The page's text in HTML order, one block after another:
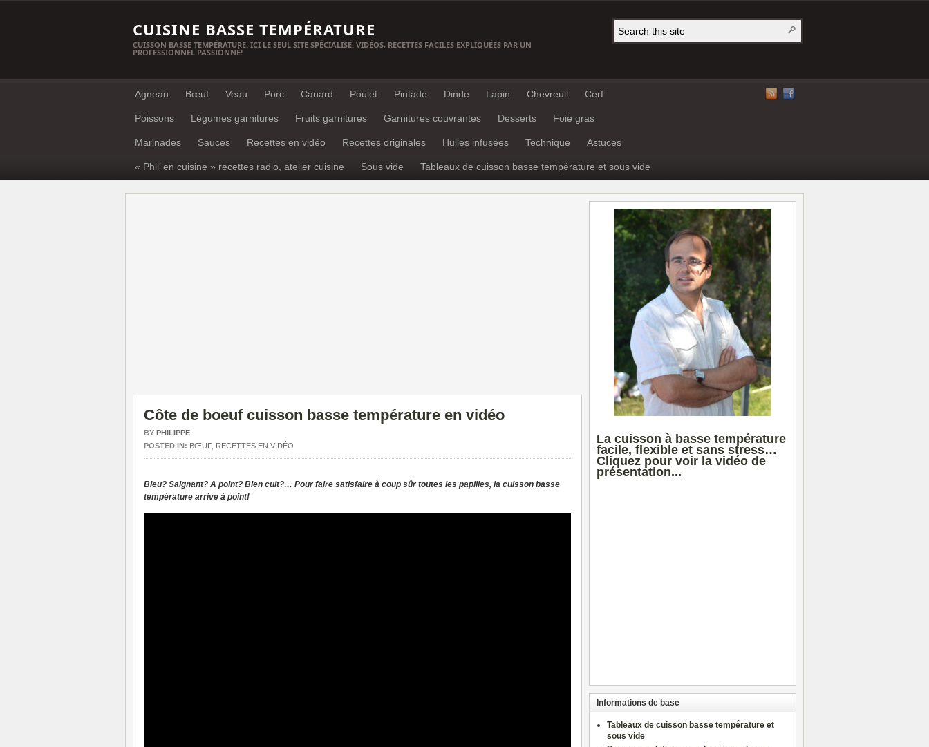
CUISINE BASSE TEMPÉRATURE
CUISSON BASSE TEMPÉRATURE: ICI LE SEUL SITE SPÉCIALISÉ. VIDÉOS, RECETTES FACILES EXPLIQUÉES PAR UN
PROFESSIONNEL PASSIONNÉ!
Agneau Bœuf Veau Porc Canard Poulet Pintade Dinde Lapin Chevreuil Cerf
Poissons Légumes garnitures Fruits garnitures Garnitures couvrantes Desserts Foie gras
Marinades Sauces Recettes en vidéo Recettes originales Huiles infusées Technique Astuces
« Phil’ en cuisine » recettes radio, atelier cuisine Sous vide Tableaux de cuisson basse température et sous vide
Côte de boeuf cuisson basse température en vidéo
BY PHILIPPE
POSTED IN: BŒUF, RECETTES EN VIDÉO
Bleu? Saignant? A point? Bien cuit?… Pour faire satisfaire à coup sûr toutes les papilles, la cuisson basse
température arrive à point!
La cuisson à basse température
facile, flexible et sans stress…
Cliquez pour voir la vidéo de
présentation...
Informations de base
Tableaux de cuisson basse température et
sous vide